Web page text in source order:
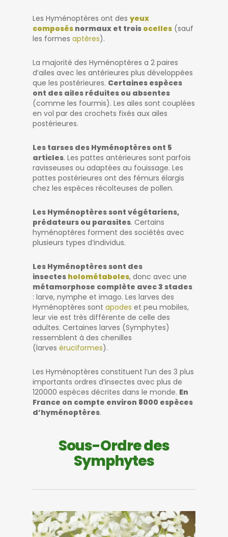
Les Hyménoptères ont des yeux
composés normaux et trois ocelles (sauf
les formesaptères).
La majorité des Hyménoptères a 2 paires
d’ailes avec les antérieures plus développées
que les postérieures. Certaines espèces
ont des ailes réduites ou absentes
(comme les fourmis). Les ailes sont couplées
en vol par des crochets fixés aux ailes
postérieures.
Les tarses des Hyménoptères ont 5
articles. Les pattes antérieures sont parfois
ravisseuses ou adaptées au fouissage. Les
pattes postérieures ont des fémurs élargis
chez les espèces récolteuses de pollen.
Les Hyménoptères sont végétariens,
prédateurs ou parasites. Certains
hyménoptères forment des sociétés avec
plusieurs types d’individus.
Les Hyménoptères sont des
insectes holométaboles, donc avec une
métamorphose complète avec 3 stades
: larve, nymphe et imago. Les larves des
Hyménoptères sontapodes et peu mobiles,
leur vie est très différente de celle des
adultes. Certaines larves (Symphytes)
ressemblent à des chenilles
(larveséruciformes).
Les Hyménoptères constituent l’un des 3 plus
importants ordres d’insectes avec plus de
120000 espèces décrites dans le monde. En
France on compte environ 8000 espèces
d’hyménoptères.
Sous-Ordre des
Symphytes